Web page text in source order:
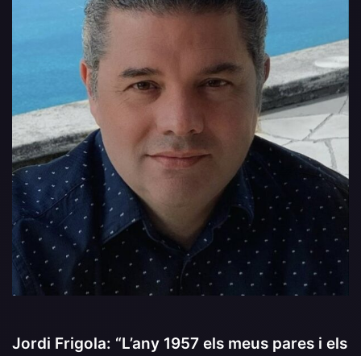
Jordi Frigola: “L’any 1957 els meus pares i els